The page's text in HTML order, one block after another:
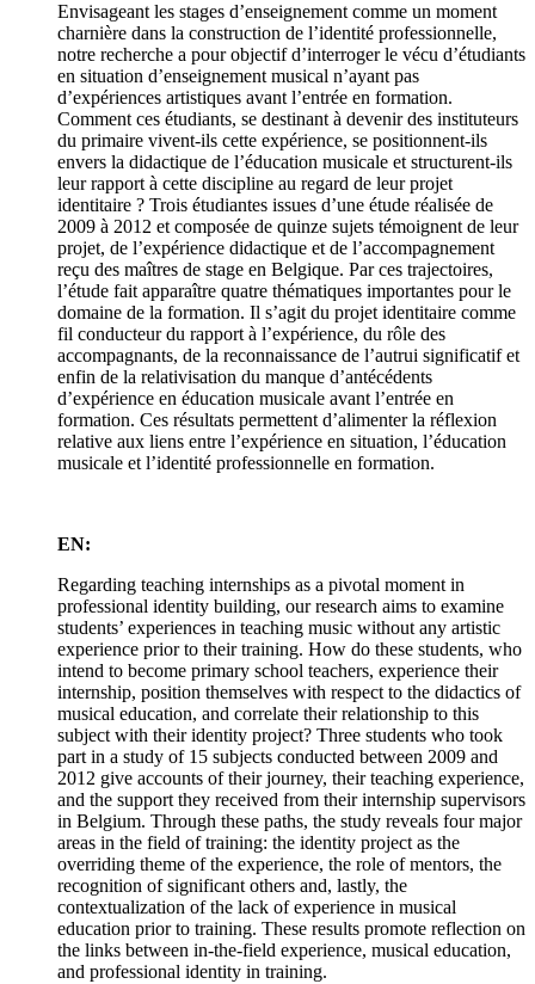
Envisageant les stages d’enseignement comme un moment
charnière dans la construction de l’identité professionnelle,
notre recherche a pour objectif d’interroger le vécu d’étudiants
en situation d’enseignement musical n’ayant pas
d’expériences artistiques avant l’entrée en formation.
Comment ces étudiants, se destinant à devenir des instituteurs
du primaire vivent-ils cette expérience, se positionnent-ils
envers la didactique de l’éducation musicale et structurent-ils
leur rapport à cette discipline au regard de leur projet
identitaire ? Trois étudiantes issues d’une étude réalisée de
2009 à 2012 et composée de quinze sujets témoignent de leur
projet, de l’expérience didactique et de l’accompagnement
reçu des maîtres de stage en Belgique. Par ces trajectoires,
l’étude fait apparaître quatre thématiques importantes pour le
domaine de la formation. Il s’agit du projet identitaire comme
fil conducteur du rapport à l’expérience, du rôle des
accompagnants, de la reconnaissance de l’autrui significatif et
enfin de la relativisation du manque d’antécédents
d’expérience en éducation musicale avant l’entrée en
formation. Ces résultats permettent d’alimenter la réflexion
relative aux liens entre l’expérience en situation, l’éducation
musicale et l’identité professionnelle en formation.
EN:
Regarding teaching internships as a pivotal moment in
professional identity building, our research aims to examine
students’ experiences in teaching music without any artistic
experience prior to their training. How do these students, who
intend to become primary school teachers, experience their
internship, position themselves with respect to the didactics of
musical education, and correlate their relationship to this
subject with their identity project? Three students who took
part in a study of 15 subjects conducted between 2009 and
2012 give accounts of their journey, their teaching experience,
and the support they received from their internship supervisors
in Belgium. Through these paths, the study reveals four major
areas in the field of training: the identity project as the
overriding theme of the experience, the role of mentors, the
recognition of significant others and, lastly, the
contextualization of the lack of experience in musical
education prior to training. These results promote reflection on
the links between in-the-field experience, musical education,
and professional identity in training.